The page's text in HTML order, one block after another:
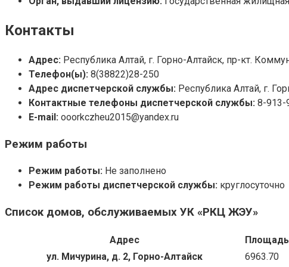
Контакты
Адрес: Республика Алтай, г. Горно-Алтайск, пр-кт.
Телефон(ы): 8(38822)28-250
Адрес диспетчерской службы: Республика Алтай, г.
Контактные телефоны диспетчерской службы: 8-913-
E-mail: ooorkczheu2015@yandex.ru
Режим работы
Режим работы: Не заполнено
Режим работы диспетчерской службы: круглосуточно
Список домов, обслуживаемых УК «РКЦ ЖЭУ»
Адрес Площадь
ул. Мичурина, д. 2, Горно-Алтайск
6963.70